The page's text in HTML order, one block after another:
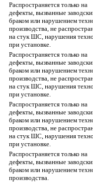
Распространяется только на
дефекты, вызванные
браком или нарушением
производства, не
на стук ШС, нарушения
при установке.
Распространяется только на
дефекты, вызванные
браком или нарушением
производства, не
на стук ШС, нарушения
при установке.
Распространяется только на
дефекты, вызванные
браком или нарушением
производства, не
на стук ШС, нарушения
при установке.
Распространяется только на
дефекты, вызванные
браком или нарушением
производства.